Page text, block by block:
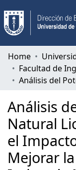
Communities &
All of DSpace
Home
Facultad de
Análisis
Natural
el
Mejorar